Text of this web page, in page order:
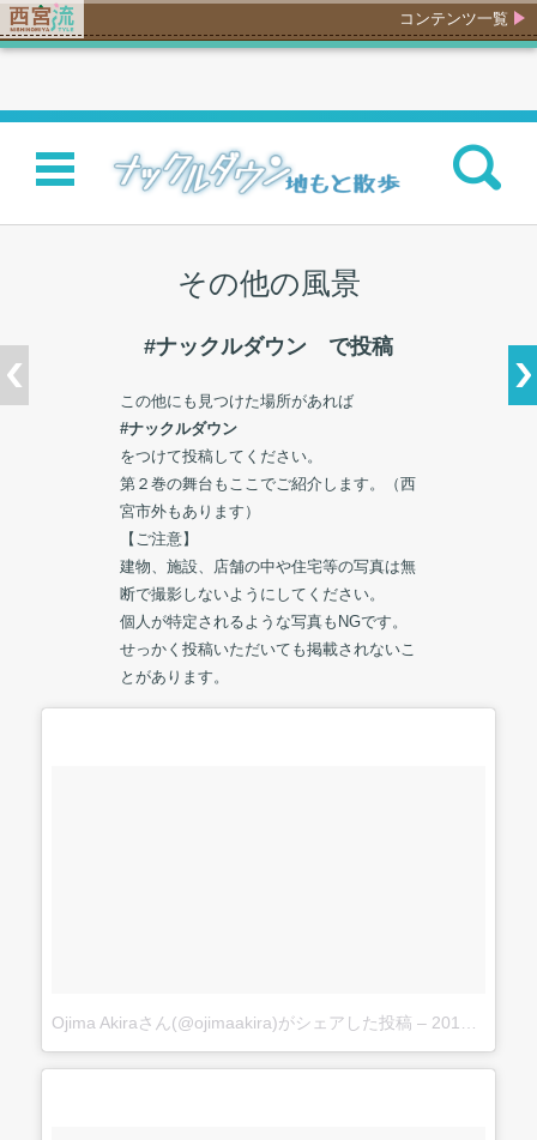
コンテンツ一覧
検索:
コンテンツに移動
その他の風景
#ナックルダウン で投稿
この他にも見つけた場所があれば
#ナックルダウン
をつけて投稿してください。
第２巻の舞台もここでご紹介します。（西
宮市外もあります）
【ご注意】
建物、施設、店舗の中や住宅等の写真は無
断で撮影しないようにしてください。
個人が特定されるような写真もNGです。
せっかく投稿いただいても掲載されないこ
とがあります。
Ojima Akiraさん(@ojimaakira)がシェアした投稿 – 2017 6月 2 7:48午後 PDT